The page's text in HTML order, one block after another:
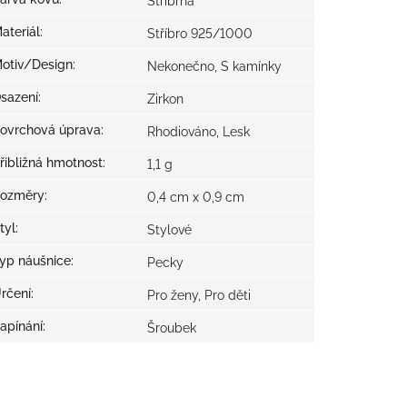
: Stříbro 925/1000
Design: Nekonečno, S kamínky
: Zirkon
úprava: Rhodiováno, Lesk
hmotnost: 1,1 g
: 0,4 cm x 0,9 cm
: Stylové
náušnice: Pecky
: Pro ženy, Pro děti
: Šroubek